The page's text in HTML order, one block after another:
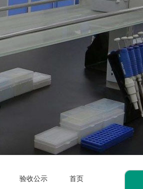
验收公示 首页